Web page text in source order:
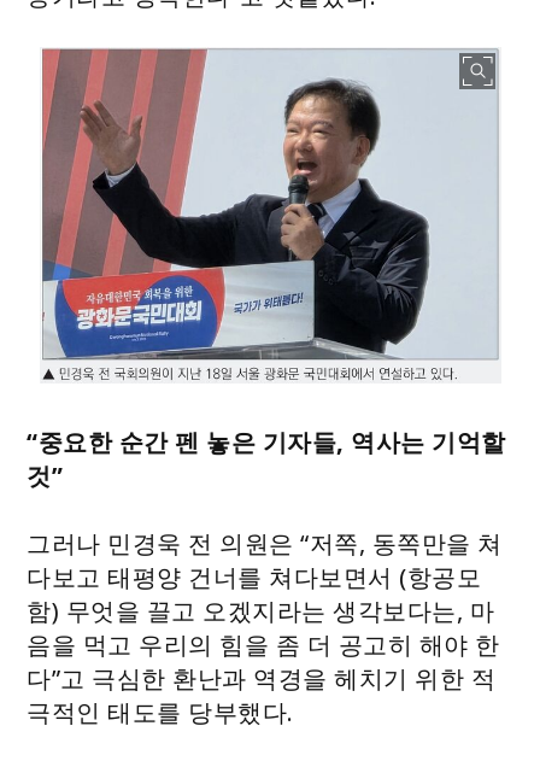
“중요한 순간 펜 놓은 기자들, 역사는 기억할
것”
그러나 민경욱 전 의원은 “저쪽, 동쪽만을 쳐
다보고 태평양 건너를 쳐다보면서 (항공모
함) 무엇을 끌고 오겠지라는 생각보다는, 마
음을 먹고 우리의 힘을 좀 더 공고히 해야 한
다”고 극심한 환난과 역경을 헤치기 위한 적
극적인 태도를 당부했다.